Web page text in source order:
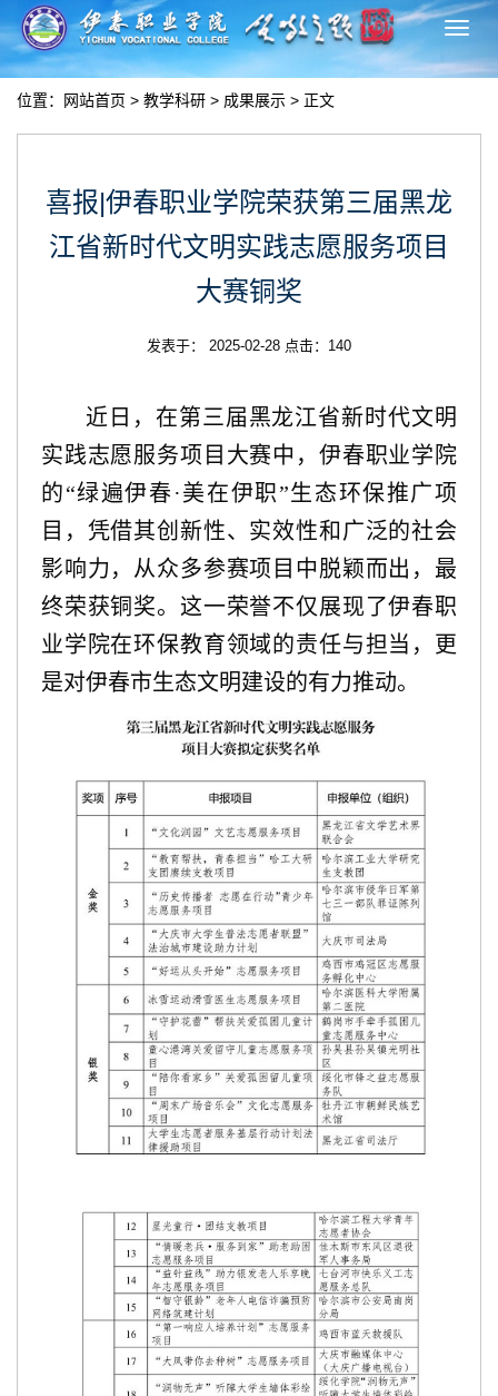
切
换
位置： 网站首页 > 教学科研 > 成果展示 > 正文
喜报|伊春职业学院荣获第三届黑龙
江省新时代文明实践志愿服务项目
大赛铜奖
发表于： 2025-02-28 点击： 140
近日，在第三届黑龙江省新时代文明
实践志愿服务项目大赛中，伊春职业学院
的“绿遍伊春·美在伊职”生态环保推广项
目 ， 凭借其创新性、实效性和广泛的社会
影响力，从众多参赛项目中脱颖而出，最
终荣获铜奖。这一荣誉不仅展现了伊春职
业学院在环保教育领域的责任与担当，更
是对伊春市生态文明建设的有力推动。